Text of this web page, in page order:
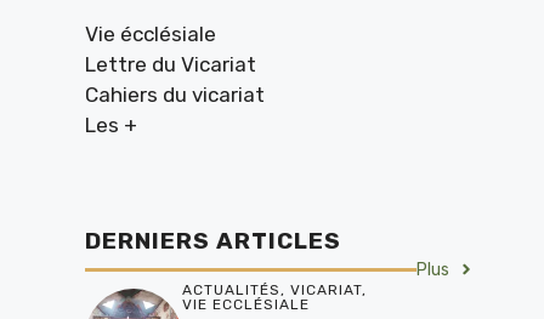
Vie écclésiale
Lettre du Vicariat
Cahiers du vicariat
Les +
DERNIERS ARTICLES
Plus
ACTUALITÉS , VICARIAT,
VIE ECCLÉSIALE